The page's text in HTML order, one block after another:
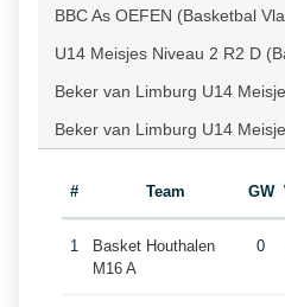
BBC As OEFEN (Basketbal
U14 Meisjes Niveau 2 R2 D
Beker van Limburg U14
Beker van Limburg U14
# Team GW
1
Basket Houthalen
M16 A
0